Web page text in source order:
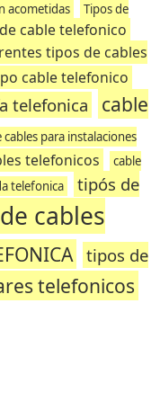
acometidas
Tipos de
cable telefonico
tipos de cables
cable telefonico
telefonica
cable
para instalaciones
telefonicos
cable
telefonica
tipós de
cables
tipos de
telefonicos